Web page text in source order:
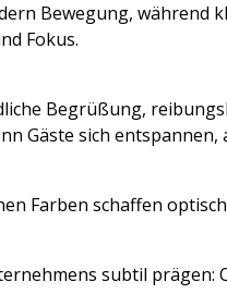
Bewegung,
Fokus.
Begrüßung,
Gäste sich
Farben schaffen
subtil prägen: